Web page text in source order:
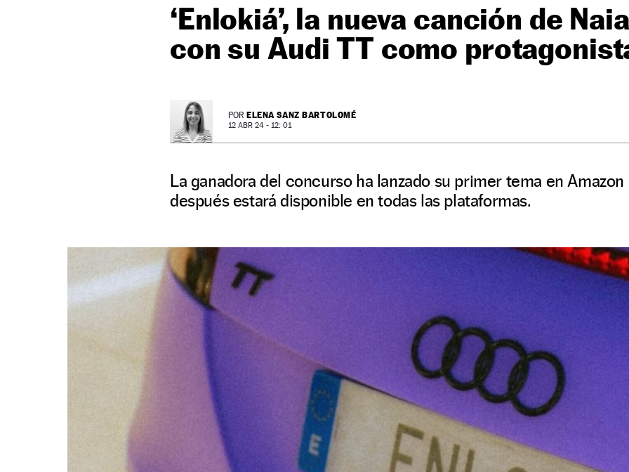
‘Enlokiá’, la nueva canción de
con su Audi TT como
POR ELENA SANZ BARTOLOMÉ
12 ABR 24 - 12: 01
La ganadora del concurso ha lanzado su primer tema en
después estará disponible en todas las plataformas.